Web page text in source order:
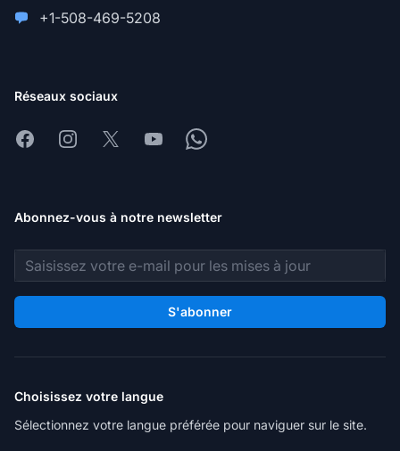
+1-508-469-5208
Réseaux sociaux
FacebookInstagram
X YoutubeWhatsapp
Abonnez-vous à notre newsletter
Adresse e-mail
S'abonner
Choisissez votre langue
Sélectionnez votre langue préférée pour naviguer sur le site.